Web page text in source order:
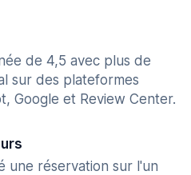
de 4,5 avec plus de
sur des plateformes
Google et Review Center.
une réservation sur l'un